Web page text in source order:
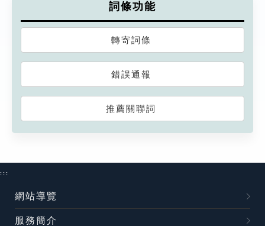
詞條功能
轉寄詞條
錯誤通報
推薦關聯詞
:::
網站導覽
服務簡介